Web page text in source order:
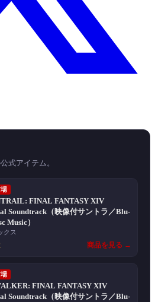
式アイテム。
FINAL FANTASY XIV
Soundtrack（映像付サントラ／Blu-
Music）
クス
商品を見る →
FINAL FANTASY XIV
Soundtrack（映像付サントラ／Blu-